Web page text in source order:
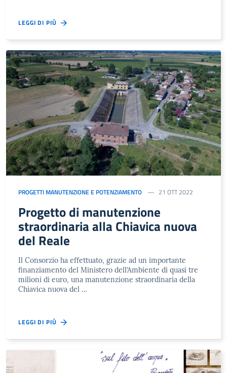
LEGGI DI PIÙ
PROGETTI MANUTENZIONE E POTENZIAMENTO 21 OTT 2022
Progetto di manutenzione
straordinaria alla Chiavica nuova
del Reale
Il Consorzio ha effettuato, grazie ad un importante
finanziamento del Ministero dell’Ambiente di quasi tre
milioni di euro, una manutenzione straordinaria della
Chiavica nuova del …
LEGGI DI PIÙ